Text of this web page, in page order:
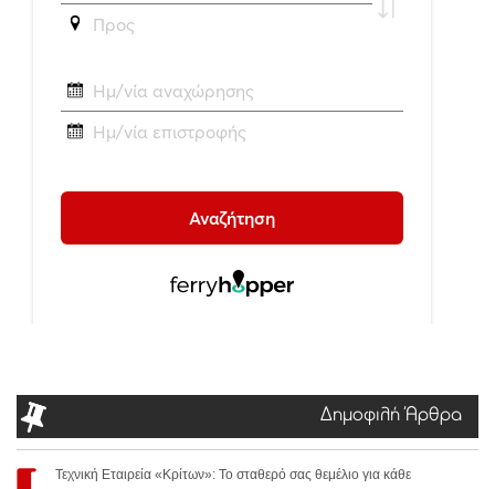
Δημοφιλή Άρθρα
Τεχνική Εταιρεία «Κρίτων»: Το σταθερό σας θεμέλιο για κάθε